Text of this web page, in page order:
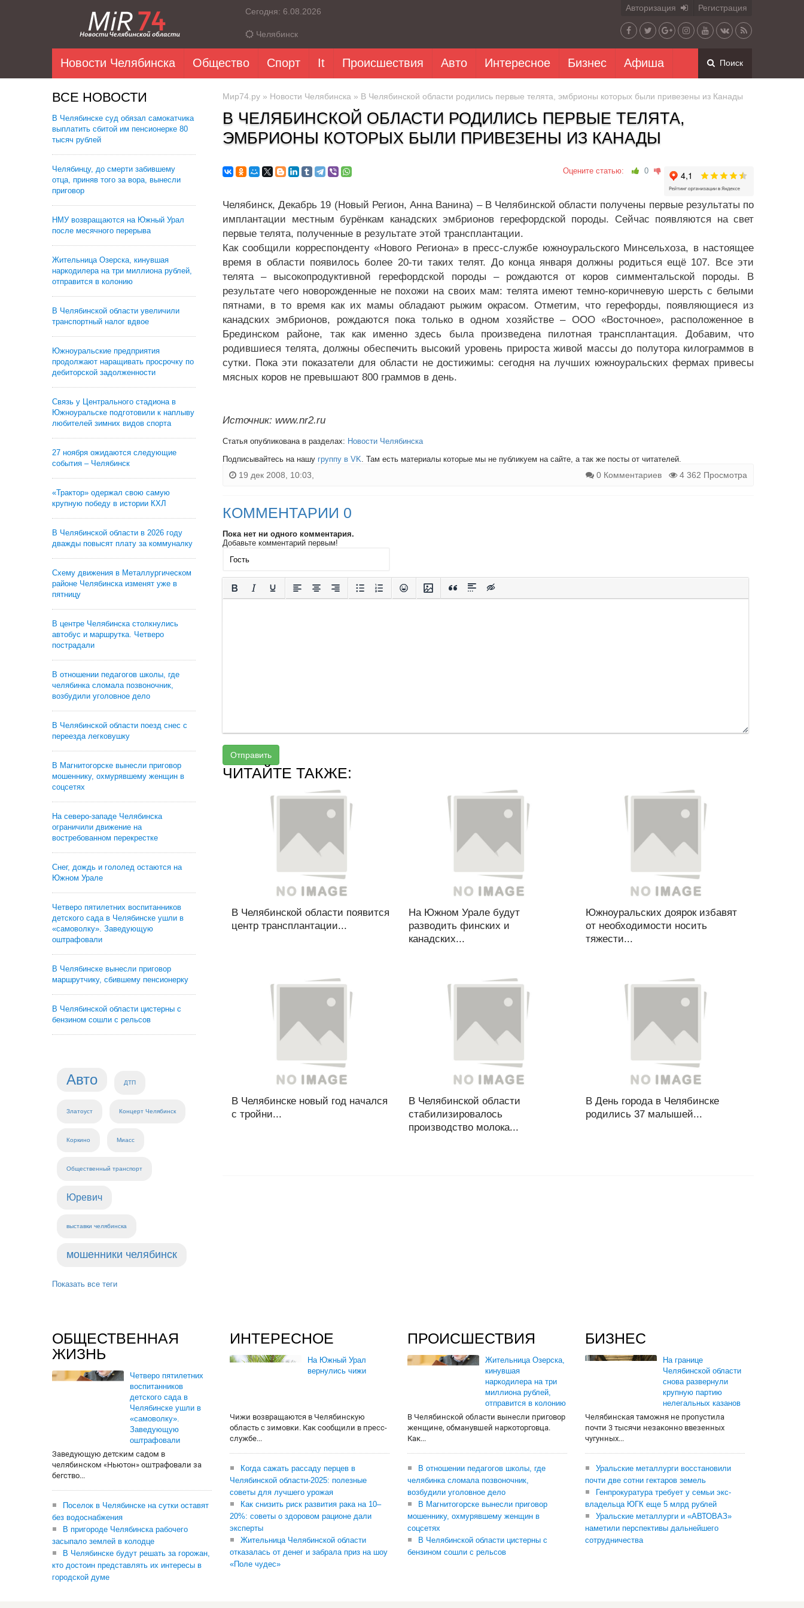
Сегодня: 6.08.2026
Челябинск
Авторизация Регистрация
Новости Челябинска Общество Спорт It Происшествия Авто Интересное Бизнес Афиша Поиск
ВСЕ НОВОСТИ
В Челябинске суд обязал самокатчика
выплатить сбитой им пенсионерке 80
тысяч рублей
Челябинцу, до смерти забившему
отца, приняв того за вора, вынесли
приговор
НМУ возвращаются на Южный Урал
после месячного перерыва
Жительница Озерска, кинувшая
наркодилера на три миллиона рублей,
отправится в колонию
В Челябинской области увеличили
транспортный налог вдвое
Южноуральские предприятия
продолжают наращивать просрочку по
дебиторской задолженности
Связь у Центрального стадиона в
Южноуральске подготовили к наплыву
любителей зимних видов спорта
27 ноября ожидаются следующие
события – Челябинск
«Трактор» одержал свою самую
крупную победу в истории КХЛ
В Челябинской области в 2026 году
дважды повысят плату за коммуналку
Схему движения в Металлургическом
районе Челябинска изменят уже в
пятницу
В центре Челябинска столкнулись
автобус и маршрутка. Четверо
пострадали
В отношении педагогов школы, где
челябинка сломала позвоночник,
возбудили уголовное дело
В Челябинской области поезд снес с
переезда легковушку
В Магнитогорске вынесли приговор
мошеннику, охмурявшему женщин в
соцсетях
На северо-западе Челябинска
ограничили движение на
востребованном перекрестке
Снег, дождь и гололед остаются на
Южном Урале
Четверо пятилетних воспитанников
детского сада в Челябинске ушли в
«самоволку». Заведующую
оштрафовали
В Челябинске вынесли приговор
маршрутчику, сбившему пенсионерку
В Челябинской области цистерны с
бензином сошли с рельсов
Авто ДТП
Златоуст Концерт Челябинск
Коркино Миасс
Общественный транспорт
Юревич
выставки челябинска
мошенники челябинск
Показать все теги
Мир74.ру » Новости Челябинска » В Челябинской области родились первые телята, эмбрионы которых были привезены из Канады
В ЧЕЛЯБИНСКОЙ ОБЛАСТИ РОДИЛИСЬ ПЕРВЫЕ ТЕЛЯТА,
ЭМБРИОНЫ КОТОРЫХ БЫЛИ ПРИВЕЗЕНЫ ИЗ КАНАДЫ
Оцените статью: 0
Челябинск, Декабрь 19 (Новый Регион, Анна Ванина) – В Челябинской области получены первые результаты по
имплантации местным бурёнкам канадских эмбрионов герефордской породы. Сейчас появляются на свет
первые телята, полученные в результате этой трансплантации.
Как сообщили корреспонденту «Нового Региона» в пресс-службе южноуральского Минсельхоза, в настоящее
время в области появилось более 20-ти таких телят. До конца января должны родиться ещё 107. Все эти
телята – высокопродуктивной герефордской породы – рождаются от коров симментальской породы. В
результате чего новорожденные не похожи на своих мам: телята имеют темно-коричневую шерсть с белыми
пятнами, в то время как их мамы обладают рыжим окрасом. Отметим, что герефорды, появляющиеся из
канадских эмбрионов, рождаются пока только в одном хозяйстве – ООО «Восточное», расположенное в
Брединском районе, так как именно здесь была произведена пилотная трансплантация. Добавим, что
родившиеся телята, должны обеспечить высокий уровень прироста живой массы до полутора килограммов в
сутки. Пока эти показатели для области не достижимы: сегодня на лучших южноуральских фермах привесы
мясных коров не превышают 800 граммов в день.
Источник: www.nr2.ru
Статья опубликована в разделах: Новости Челябинска
Подписывайтесь на нашу группу в VK. Там есть материалы которые мы не публикуем на сайте, а так же посты от читателей.
19 дек 2008, 10:03, 0 Комментариев 4 362 Просмотра
КОММЕНТАРИИ 0
Пока нет ни одного комментария.
Добавьте комментарий первым!
Отправить
ЧИТАЙТЕ ТАКЖЕ:
В Челябинской области появится
центр трансплантации...
На Южном Урале будут
разводить финских и
канадских...
Южноуральских доярок избавят
от необходимости носить
тяжести...
В Челябинске новый год начался
с тройни...
В Челябинской области
стабилизировалось
производство молока...
В День города в Челябинске
родились 37 малышей...
ОБЩЕСТВЕННАЯ
ЖИЗНЬ
Четверо пятилетних
воспитанников
детского сада в
Челябинске ушли в
«самоволку».
Заведующую
оштрафовали
Заведующую детским садом в
челябинском «Ньютон» оштрафовали за
бегство...
Поселок в Челябинске на сутки оставят
без водоснабжения
В пригороде Челябинска рабочего
засыпало землей в колодце
В Челябинске будут решать за горожан,
кто достоин представлять их интересы в
городской думе
ИНТЕРЕСНОЕ
На Южный Урал
вернулись чижи
Чижи возвращаются в Челябинскую
область с зимовки. Как сообщили в пресс-
службе...
Когда сажать рассаду перцев в
Челябинской области-2025: полезные
советы для лучшего урожая
Как снизить риск развития рака на 10–
20%: советы о здоровом рационе дали
эксперты
Жительница Челябинской области
отказалась от денег и забрала приз на шоу
«Поле чудес»
ПРОИСШЕСТВИЯ
Жительница Озерска,
кинувшая
наркодилера на три
миллиона рублей,
отправится в колонию
В Челябинской области вынесли приговор
женщине, обманувшей наркоторговца.
Как...
В отношении педагогов школы, где
челябинка сломала позвоночник,
возбудили уголовное дело
В Магнитогорске вынесли приговор
мошеннику, охмурявшему женщин в
соцсетях
В Челябинской области цистерны с
бензином сошли с рельсов
БИЗНЕС
На границе
Челябинской области
снова развернули
крупную партию
нелегальных казанов
Челябинская таможня не пропустила
почти 3 тысячи незаконно ввезенных
чугунных...
Уральские металлурги восстановили
почти две сотни гектаров земель
Генпрокуратура требует у семьи экс-
владельца ЮГК еще 5 млрд рублей
Уральские металлурги и «АВТОВАЗ»
наметили перспективы дальнейшего
сотрудничества